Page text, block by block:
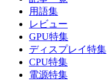
用語集
レビュー
GPU特集
ディスプレイ特集
CPU特集
電源特集